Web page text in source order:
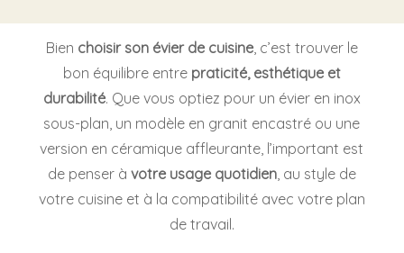
Bien choisir son évier de cuisine, c’est trouver le
bon équilibre entre praticité, esthétique et
durabilité. Que vous optiez pour un évier en inox
sous-plan, un modèle en granit encastré ou une
version en céramique affleurante, l’important est
de penser à votre usage quotidien, au style de
votre cuisine et à la compatibilité avec votre plan
de travail.